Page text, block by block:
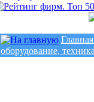
Главная
оборудование,